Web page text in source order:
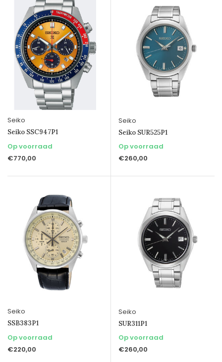
Seiko
Seiko SSC947P1
Op voorraad
€770,00
Seiko
Seiko SUR525P1
Op voorraad
€260,00
Seiko
SSB383P1
Op voorraad
€220,00
Seiko
SUR311P1
Op voorraad
€260,00